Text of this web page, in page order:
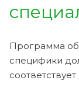
Программа
специфики